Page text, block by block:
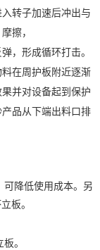
转子加速后冲出与
擦，
，形成循环打击。
在周护板附近逐渐
并对设备起到保护
品从下端出料口排
降低使用成本。另
板。
。